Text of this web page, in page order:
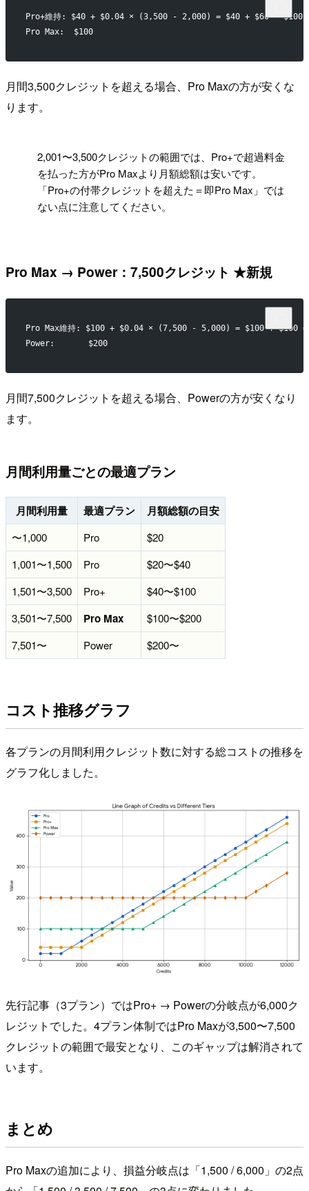
Pro+維持: $40 + $0.04 × (3,500 - 2,000) = $40 + $60 = $100
Pro Max:  $100
月間3,500クレジットを超える場合、Pro Maxの方が安くな
ります。
2,001〜3,500クレジットの範囲では、Pro+で超過料金
を払った方がPro Maxより月額総額は安いです。
「Pro+の付帯クレジットを超えた＝即Pro Max」では
ない点に注意してください。
Pro Max → Power：7,500クレジット ★新規
Pro Max維持: $100 + $0.04 × (7,500 - 5,000) = $100 + $100 =
Power:       $200
月間7,500クレジットを超える場合、Powerの方が安くなり
ます。
月間利用量ごとの最適プラン
月間利用量 最適プラン 月額総額の目安
〜1,000 Pro
$20
1,001〜1,500
Pro
$20〜$40
1,501〜3,500
Pro+
$40〜$100
3,501〜7,500
Pro Max
$100〜$200
7,501〜
Power $200〜
コスト推移グラフ
各プランの月間利用クレジット数に対する総コストの推移を
グラフ化しました。
先行記事（3プラン）ではPro+ → Powerの分岐点が6,000ク
レジットでした。4プラン体制ではPro Maxが3,500〜7,500
クレジットの範囲で最安となり、このギャップは解消されて
います。
まとめ
Pro Maxの追加により、損益分岐点は「1,500 / 6,000」の2点